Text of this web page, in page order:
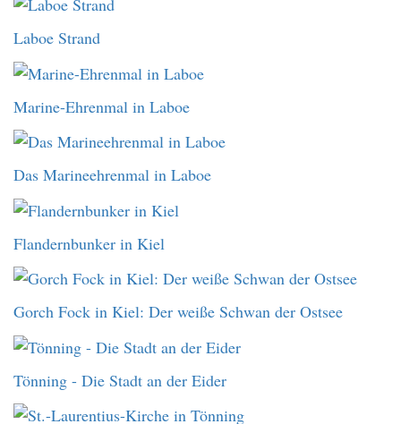
Laboe Strand
Marine-Ehrenmal in Laboe
Das Marineehrenmal in Laboe
Flandernbunker in Kiel
Gorch Fock in Kiel: Der weiße Schwan der Ostsee
Tönning - Die Stadt an der Eider